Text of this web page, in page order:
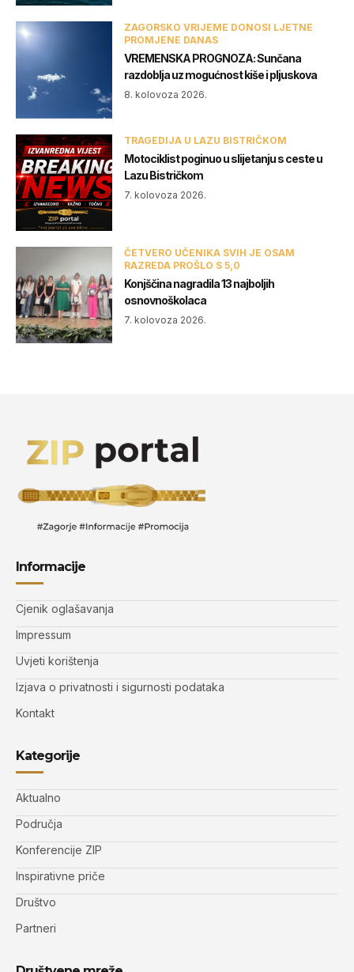
ZAGORSKO VRIJEME DONOSI LJETNE
PROMJENE DANAS
VREMENSKA PROGNOZA: Sunčana
razdoblja uz mogućnost kiše i pljuskova
8. kolovoza 2026.
TRAGEDIJA U LAZU BISTRIČKOM
Motociklist poginuo u slijetanju s ceste u
Lazu Bistričkom
7. kolovoza 2026.
ČETVERO UČENIKA SVIH JE OSAM
RAZREDA PROŠLO S 5,0
Konjščina nagradila 13 najboljih
osnovnoškolaca
7. kolovoza 2026.
Informacije
Cjenik oglašavanja
Impressum
Uvjeti korištenja
Izjava o privatnosti i sigurnosti podataka
Kontakt
Kategorije
Aktualno
Područja
Konferencije ZIP
Inspirativne priče
Društvo
Partneri